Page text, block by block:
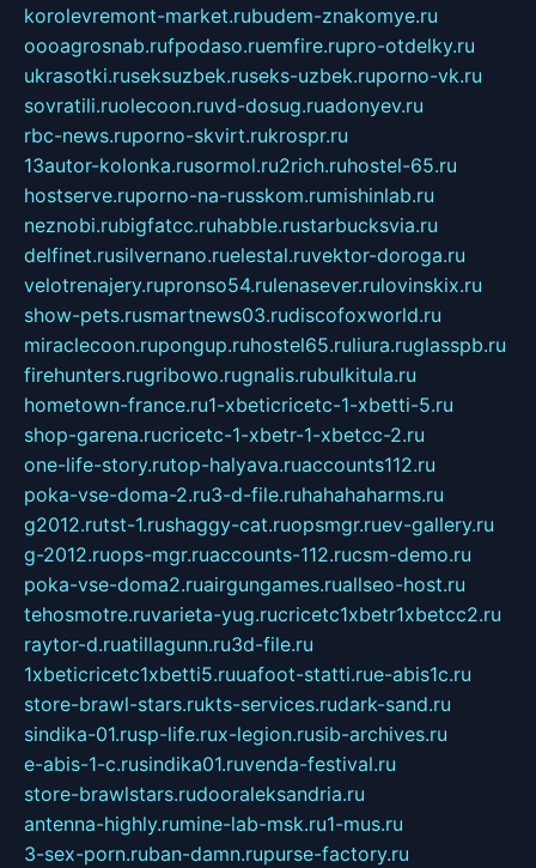
korolevremont-market.rubudem-znakomye.ru
oooagrosnab.rufpodaso.ruemfire.rupro-otdelky.ru
ukrasotki.ruseksuzbek.ruseks-uzbek.ruporno-vk.ru
sovratili.ruolecoon.ruvd-dosug.ruadonyev.ru
rbc-news.ruporno-skvirt.rukrospr.ru
13autor-kolonka.rusormol.ru2rich.ruhostel-65.ru
hostserve.ruporno-na-russkom.rumishinlab.ru
neznobi.rubigfatcc.ruhabble.rustarbucksvia.ru
delfinet.rusilvernano.ruelestal.ruvektor-doroga.ru
velotrenajery.rupronso54.rulenasever.rulovinskix.ru
show-pets.rusmartnews03.rudiscofoxworld.ru
miraclecoon.rupongup.ruhostel65.ruliura.ruglasspb.ru
firehunters.rugribowo.rugnalis.rubulkitula.ru
hometown-france.ru1-xbeticricetc-1-xbetti-5.ru
shop-garena.rucricetc-1-xbetr-1-xbetcc-2.ru
one-life-story.rutop-halyava.ruaccounts112.ru
poka-vse-doma-2.ru3-d-file.ruhahahaharms.ru
g2012.rutst-1.rushaggy-cat.ruopsmgr.ruev-gallery.ru
g-2012.ruops-mgr.ruaccounts-112.rucsm-demo.ru
poka-vse-doma2.ruairgungames.ruallseo-host.ru
tehosmotre.ruvarieta-yug.rucricetc1xbetr1xbetcc2.ru
raytor-d.ruatillagunn.ru3d-file.ru
1xbeticricetc1xbetti5.ruuafoot-statti.rue-abis1c.ru
store-brawl-stars.rukts-services.rudark-sand.ru
sindika-01.rusp-life.rux-legion.rusib-archives.ru
e-abis-1-c.rusindika01.ruvenda-festival.ru
store-brawlstars.rudooraleksandria.ru
antenna-highly.rumine-lab-msk.ru1-mus.ru
3-sex-porn.ruban-damn.rupurse-factory.ru